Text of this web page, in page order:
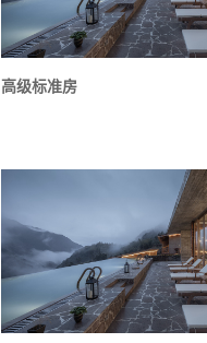
高级标准房